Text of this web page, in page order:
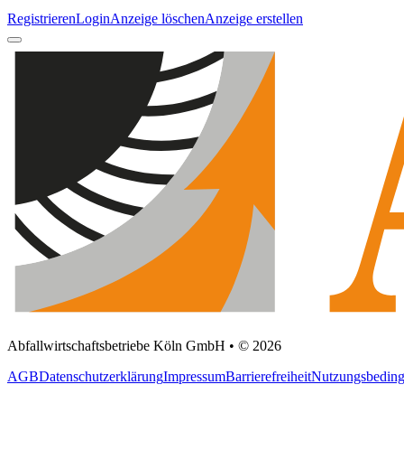
RegistrierenLoginAnzeige löschenAnzeige erstellen
Abfallwirtschaftsbetriebe Köln GmbH • © 2026
AGBDatenschutzerklärungImpressumBarrierefreiheit